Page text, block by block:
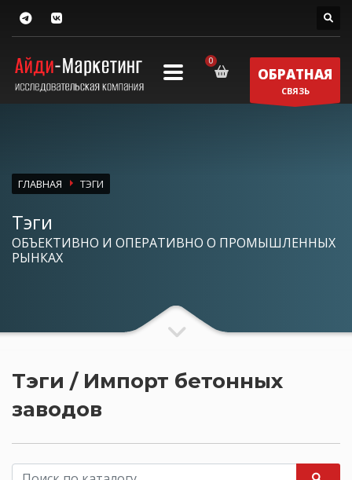
ОБРАТНАЯ
СВЯЗЬ
ГЛАВНАЯ ТЭГИ
Тэги
ОБЪЕКТИВНО И ОПЕРАТИВНО О ПРОМЫШЛЕННЫХ
РЫНКАХ
Тэги / Импорт бетонных
заводов